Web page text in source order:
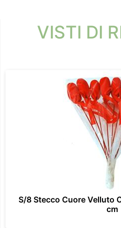
VISTI DI
S/8 Stecco Cuore Velluto
cm